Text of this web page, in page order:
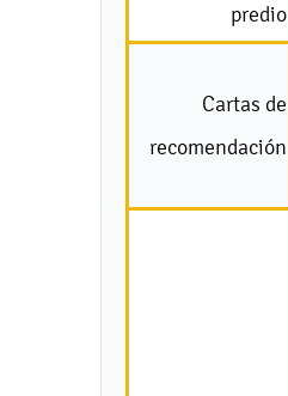
predio
Cartas de
recomendación